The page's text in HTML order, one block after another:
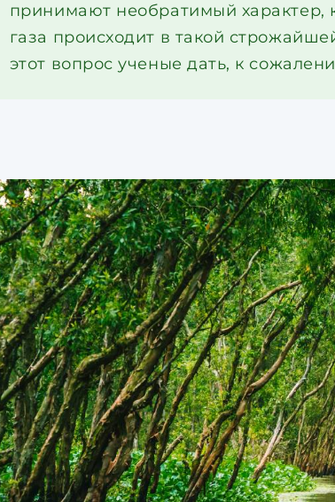
принимают необратимый характер,
газа происходит в такой
этот вопрос ученые дать, к